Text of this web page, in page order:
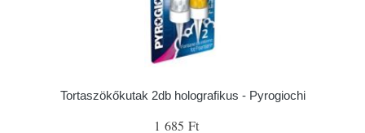
Tortaszökőkutak 2db holografikus - Pyrogiochi
1 685 Ft